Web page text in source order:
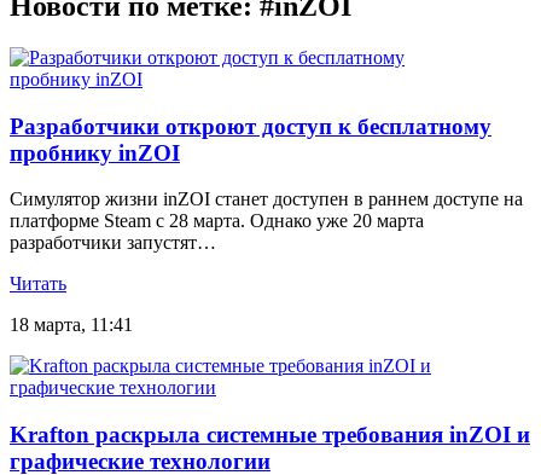
Разработчики откроют доступ к бесплатному
пробнику inZOI
Симулятор жизни inZOI станет доступен в раннем доступе на
платформе Steam с 28 марта. Однако уже 20 марта
разработчики запустят…
Читать
18 марта, 11:41
Krafton раскрыла системные требования inZOI и
графические технологии